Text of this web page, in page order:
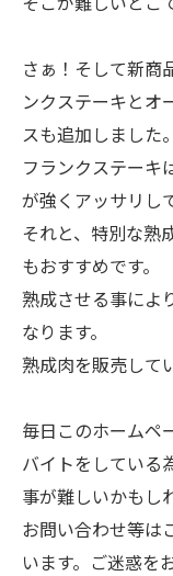
さぁ！そして新商
ンクステーキとオ
スも追加しました。
フランクステーキ
が強くアッサリし
それと、特別な熟
もおすすめです。
熟成させる事によ
なります。
熟成肉を販売して
毎日このホームペ
バイトをしている
事が難しいかもし
お問い合わせ等は
います。ご迷惑を